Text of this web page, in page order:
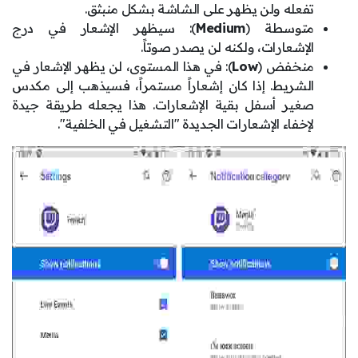
تفعله ولن يظهر على الشاشة بشكل منبثق.
متوسطة (Medium): سيظهر الإشعار في درج
الإشعارات، ولكنه لن يصدر صوتاً.
منخفض (Low): في هذا المستوى، لن يظهر الإشعار في
الشريط. إذا كان إشعاراً مستمراً، فسيذهب إلى مكدس
صغير أسفل بقية الإشعارات. هذا يجعله طريقة جيدة
لإخفاء الإشعارات الجديدة "التشغيل في الخلفية".